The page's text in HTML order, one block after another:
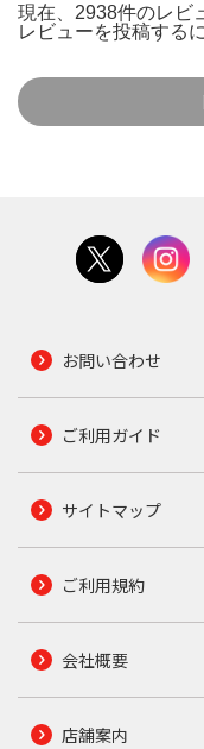
現在、2938件のレビ
レビューを投稿する
お問い合わせ
ご利用ガイド
サイトマップ
ご利用規約
会社概要
店舗案内